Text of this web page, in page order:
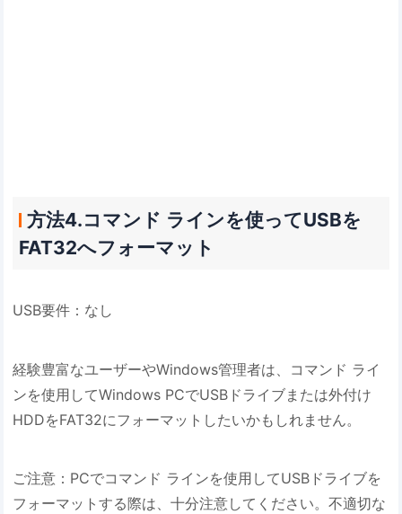
方法4.コマンド ラインを使ってUSBを
FAT32へフォーマット
USB要件：なし
経験豊富なユーザーやWindows管理者は、コマンド ライ
ンを使用してWindows PCでUSBドライブまたは外付け
HDDをFAT32にフォーマットしたいかもしれません。
ご注意：PCでコマンド ラインを使用してUSBドライブを
フォーマットする際は、十分注意してください。不適切な